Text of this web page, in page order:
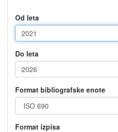
Od leta
Do leta
Format bibliografske enote
Format izpisa